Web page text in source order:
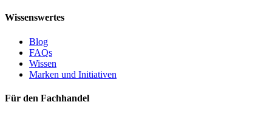
Wissenswertes
Blog
FAQs
Wissen
Marken und Initiativen
Für den Fachhandel